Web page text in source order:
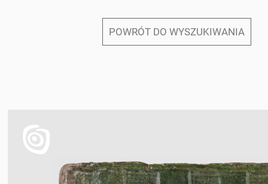
POWRÓT DO WYSZUKIWANIA